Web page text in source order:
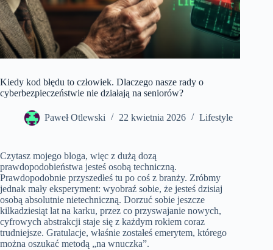
Kiedy kod błędu to człowiek. Dlaczego nasze rady o
cyberbezpieczeństwie nie działają na seniorów?
Paweł Otlewski 22 kwietnia 2026 Lifestyle
Czytasz mojego bloga, więc z dużą dozą
prawdopodobieństwa jesteś osobą techniczną.
Prawdopodobnie przyszedłeś tu po coś z branży. Zróbmy
jednak mały eksperyment: wyobraź sobie, że jesteś dzisiaj
osobą absolutnie nietechniczną. Dorzuć sobie jeszcze
kilkadziesiąt lat na karku, przez co przyswajanie nowych,
cyfrowych abstrakcji staje się z każdym rokiem coraz
trudniejsze. Gratulacje, właśnie zostałeś emerytem, którego
można oszukać metodą „na wnuczka”.